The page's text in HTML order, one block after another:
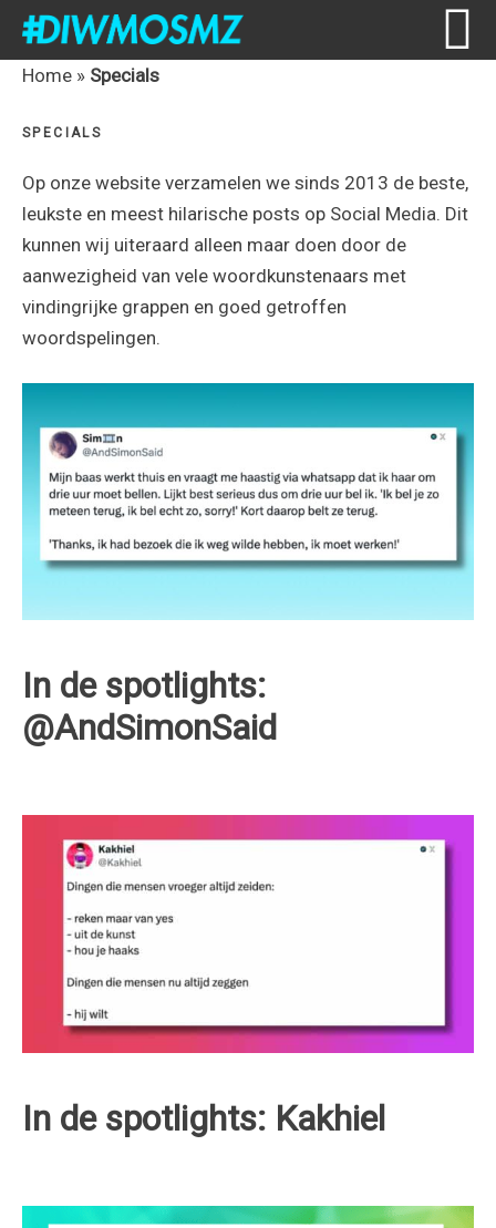
Skip
primary
Skip
content
Skip
primary
Skip
footer
Home » Specials
SPECIALS
Op onze website verzamelen we sinds 2013 de beste,
leukste en meest hilarische posts op Social Media. Dit
kunnen wij uiteraard alleen maar doen door de
aanwezigheid van vele woordkunstenaars met
vindingrijke grappen en goed getroffen
woordspelingen.
In de spotlights:
@AndSimonSaid
In de spotlights: Kakhiel